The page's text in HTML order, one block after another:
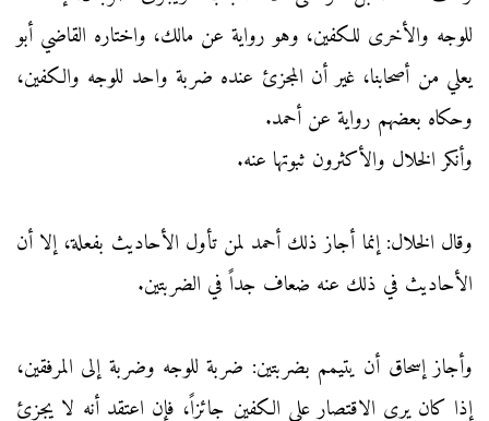
للوجه والأخرى للكفين، وهو رواية عن مالك، واختاره القاضي أبو
يعلي من أصحابنا، غير أن المجزئ عنده ضربة واحد للوجه والكفين،
وحكاه بعضهم رواية عن أحمد.
وأنكر الخلال والأكثرون ثبوتها عنه.
وقال الخلال: إنما أجاز ذلك أحمد لمن تأول الأحاديث بفعلة، إلا أن
الأحاديث في ذلك عنه ضعاف جداً في الضربتين.
وأجاز إسحاق أن يتيمم بضربتين: ضربة للوجه وضربة إلى المرفقين،
إذا كان يرى الاقتصار على الكفين جائزاً، فإن اعتقد أنه لا يجزئ